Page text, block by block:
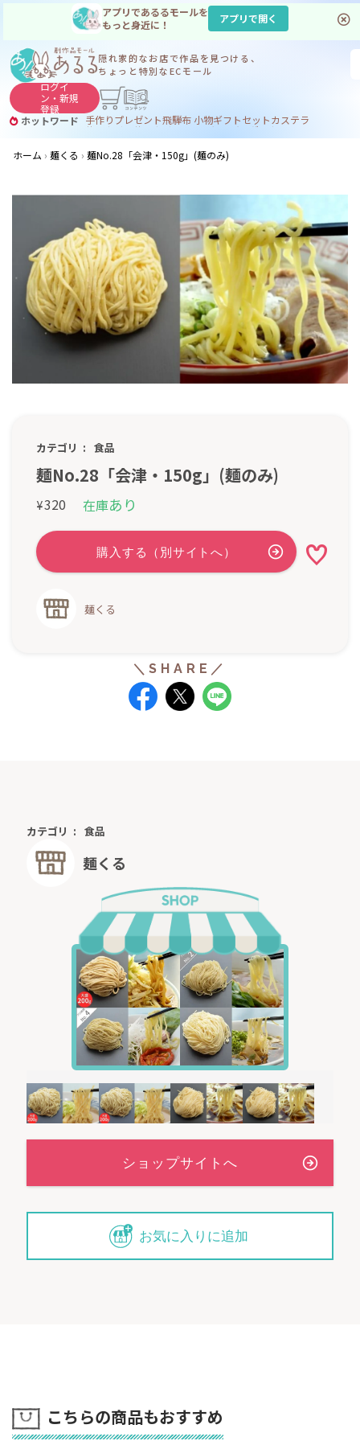
アプリであるるモールを
もっと身近に！
アプリで開く
隠れ家的なお店で作品を見つける、
ちょっと特別なECモール
ログイ
ン・新規
登録
ホットワード 手作りプレゼント飛騨布 小物ギフトセットカステラ
サヌカイト コーヒー
ジンギスカン
ホーム
麺くる 麺No.28「会津・150g」(麺のみ)
カテゴリ 食品
麺No.28「会津・150g」(麺のみ)
¥320 在庫あり
麺くる
カテゴリ 食品
麺くる
お気に入りに追加
こちらの商品もおすすめ